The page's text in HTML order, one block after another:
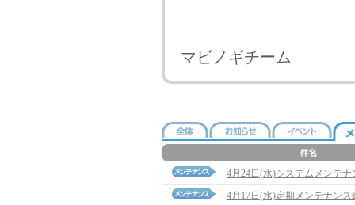
マビノギチーム
4月24日(水)システムメンテナ
4月17日(水)定期メンテナン